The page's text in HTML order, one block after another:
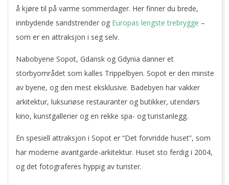
å kjøre til på varme sommerdager. Her finner du brede,
innbydende sandstrender og Europas lengste trebrygge –
som er en attraksjon i seg selv.
Nabobyene Sopot, Gdansk og Gdynia danner et
storbyområdet som kalles Trippelbyen. Sopot er den minste
av byene, og den mest eksklusive. Badebyen har vakker
arkitektur, luksuriøse restauranter og butikker, utendørs
kino, kunstgallerier og en rekke spa- og turistanlegg.
En spesiell attraksjon i Sopot er “Det forvridde huset”, som
har moderne avantgarde-arkitektur. Huset sto ferdig i 2004,
og det fotograferes hyppig av turister.